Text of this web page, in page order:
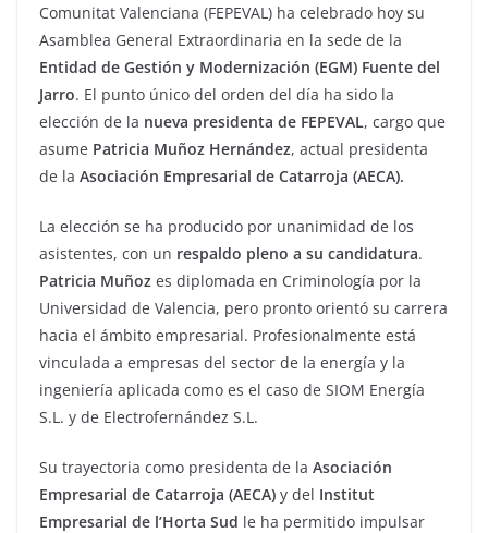
Comunitat Valenciana (FEPEVAL) ha celebrado hoy su
Asamblea General Extraordinaria en la sede de la
Entidad de Gestión y Modernización (EGM) Fuente del
Jarro. El punto único del orden del día ha sido la
elección de la nueva presidenta de FEPEVAL, cargo que
asume Patricia Muñoz Hernández, actual presidenta
de la Asociación Empresarial de Catarroja (AECA).
La elección se ha producido por unanimidad de los
asistentes, con un respaldo pleno a su candidatura.
Patricia Muñoz es diplomada en Criminología por la
Universidad de Valencia, pero pronto orientó su carrera
hacia el ámbito empresarial. Profesionalmente está
vinculada a empresas del sector de la energía y la
ingeniería aplicada como es el caso de SIOM Energía
S.L. y de Electrofernández S.L.
Su trayectoria como presidenta de la Asociación
Empresarial de Catarroja (AECA) y del Institut
Empresarial de l’Horta Sud le ha permitido impulsar